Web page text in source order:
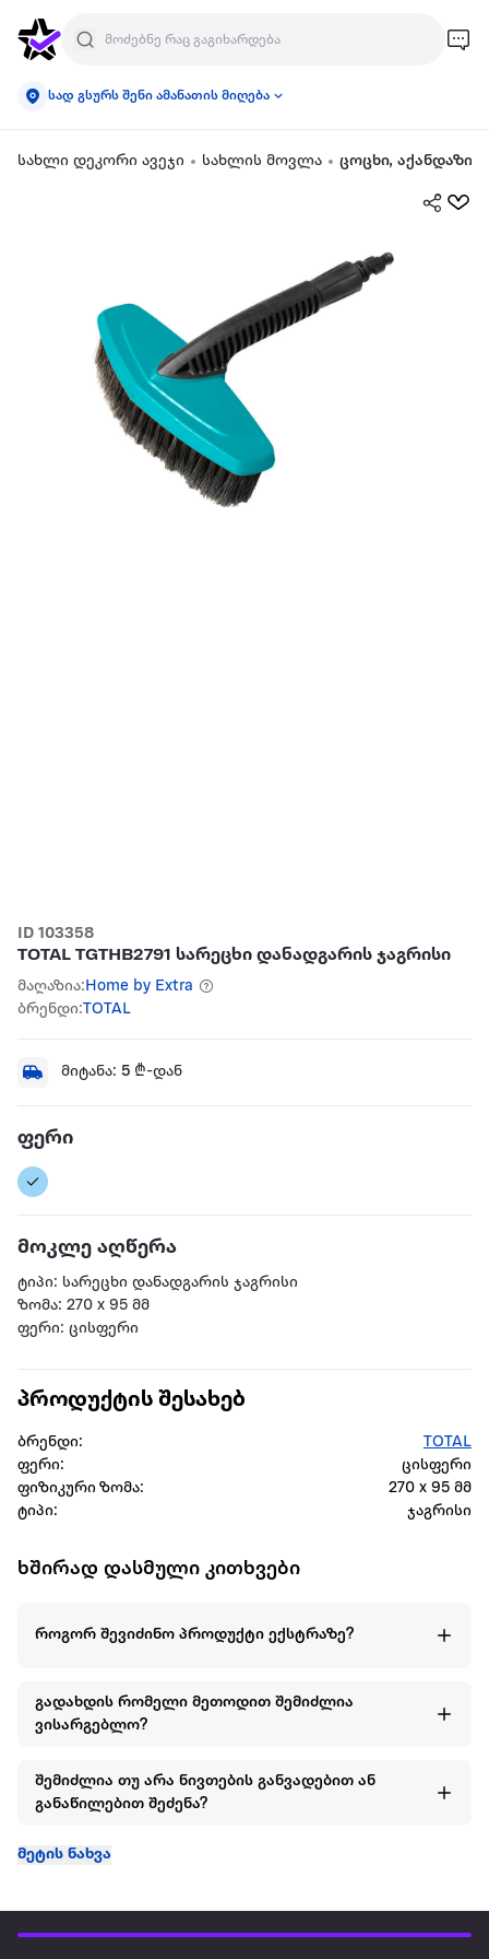
სად გსურს შენი ამანათის მიღება
სახლი დეკორი ავეჯი სახლის მოვლა ცოცხი, აქანდაზი,
ID 103358
TOTAL TGTHB2791 სარეცხი დანადგარის ჯაგრისი
მაღაზია: Home by Extra
ბრენდი:TOTAL
მიტანა: 5 ₾-დან
ფერი
მოკლე აღწერა
ტიპი: სარეცხი დანადგარის ჯაგრისი
ზომა: 270 x 95 მმ
ფერი: ცისფერი
პროდუქტის შესახებ
ბრენდი:
TOTAL
ფერი:
ცისფერი
ფიზიკური ზომა:
270 x 95 მმ
ტიპი:
ჯაგრისი
ხშირად დასმული კითხვები
როგორ შევიძინო პროდუქტი ექსტრაზე?
გადახდის რომელი მეთოდით შემიძლია
ვისარგებლო?
შემიძლია თუ არა ნივთების განვადებით ან
განაწილებით შეძენა?
მეტის ნახვა